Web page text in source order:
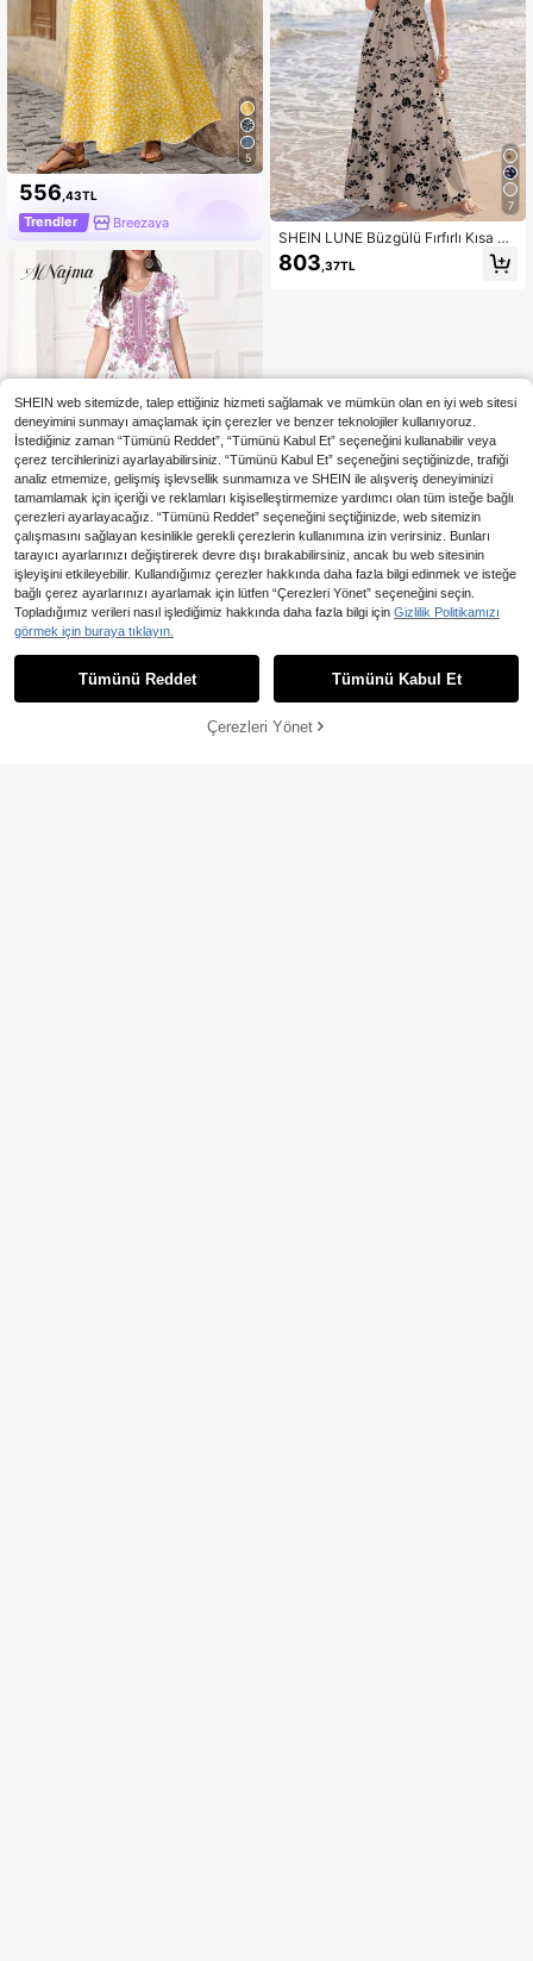
5
556 ,43TL
Trendler Breezaya
7
En Çok Satanlar #Mütevazı Zarafet
Al Najma Kadınlar için Şık V Yaka Kı
ak Giyilebilir, Randevular, Tatiller, G
ünlük Kullanım, Partiler, Bayramlar, İ
in Günlük Uzun Elbise Çiçek Desenl
730,94TL
7
SHEIN LUNE Büzgülü Fırfırlı Kısa Ko
llu Büzgülü Bel İmparatorluk Uzun
Uçuşan Elbise Leopar Desenli, Kadı
803,37TL
SEPETE EKLE
SHEIN web sitemizde, talep ettiğiniz hizmeti sağlamak ve mümkün olan en iyi web sitesi
deneyimini sunmayı amaçlamak için çerezler ve benzer teknolojiler kullanıyoruz.
İstediğiniz zaman “Tümünü Reddet”, “Tümünü Kabul Et” seçeneğini kullanabilir veya
çerez tercihlerinizi ayarlayabilirsiniz. “Tümünü Kabul Et” seçeneğini seçtiğinizde, trafiği
analiz etmemize, gelişmiş işlevsellik sunmamıza ve SHEIN ile alışveriş deneyiminizi
tamamlamak için içeriği ve reklamları kişiselleştirmemize yardımcı olan tüm isteğe bağlı
çerezleri ayarlayacağız. “Tümünü Reddet” seçeneğini seçtiğinizde, web sitemizin
çalışmasını sağlayan kesinlikle gerekli çerezlerin kullanımına izin verirsiniz. Bunları
tarayıcı ayarlarınızı değiştirerek devre dışı bırakabilirsiniz, ancak bu web sitesinin
işleyişini etkileyebilir. Kullandığımız çerezler hakkında daha fazla bilgi edinmek ve isteğe
bağlı çerez ayarlarınızı ayarlamak için lütfen “Çerezleri Yönet” seçeneğini seçin.
Topladığımız verileri nasıl işlediğimiz hakkında daha fazla bilgi için Gizlilik Politikamızı
görmek için buraya tıklayın.
Tümünü Reddet Tümünü Kabul Et
Çerezleri Yönet